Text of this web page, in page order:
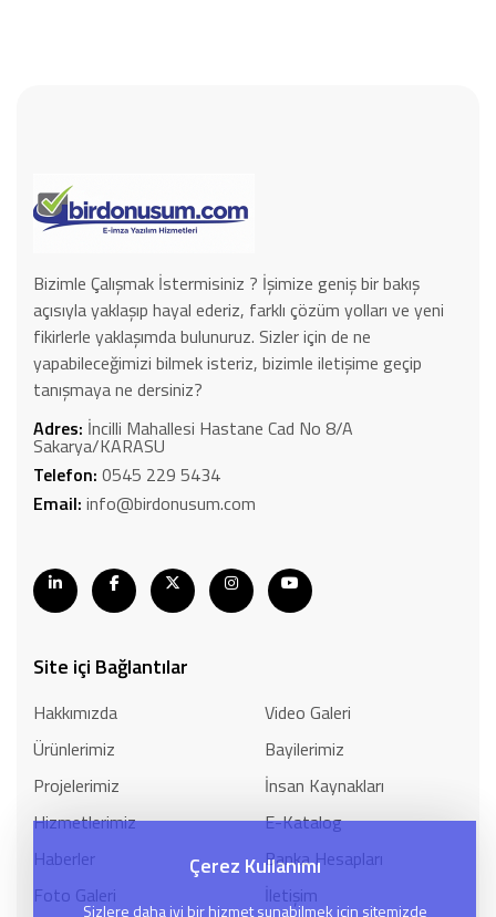
Bizimle Çalışmak İstermisiniz ? İşimize geniş bir bakış
açısıyla yaklaşıp hayal ederiz, farklı çözüm yolları ve yeni
fikirlerle yaklaşımda bulunuruz. Sizler için de ne
yapabileceğimizi bilmek isteriz, bizimle iletişime geçip
tanışmaya ne dersiniz?
Adres: İncilli Mahallesi Hastane Cad No 8/A
Sakarya/KARASU
Telefon: 0545 229 5434
Email: info@birdonusum.com
Site içi Bağlantılar
Hakkımızda
Ürünlerimiz
Projelerimiz
Hizmetlerimiz
Haberler
Foto Galeri
Video Galeri
Bayilerimiz
İnsan Kaynakları
E-Katalog
Banka Hesapları
İletişim
Çerez Kullanımı
Sizlere daha iyi bir hizmet sunabilmek için sitemizde